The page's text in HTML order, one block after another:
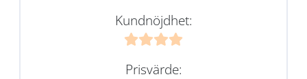
Kundnöjdhet:
Prisvärde: